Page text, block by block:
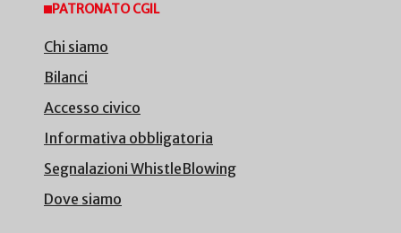
PATRONATO CGIL
Chi siamo
Bilanci
Accesso civico
Informativa obbligatoria
Segnalazioni WhistleBlowing
Dove siamo